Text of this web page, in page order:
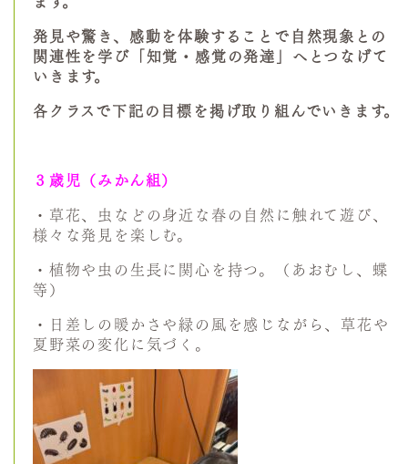
発見や驚き、感動を体験することで自然現象との
関連性を学び「知覚・感覚の発達」へとつなげて
いきます。
各クラスで下記の目標を掲げ取り組んでいきます。
３歳児（みかん組）
・草花、虫などの身近な春の自然に触れて遊び、
様々な発見を楽しむ。
・植物や虫の生長に関心を持つ。（あおむし、蝶
等）
・日差しの暖かさや緑の風を感じながら、草花や
夏野菜の変化に気づく。